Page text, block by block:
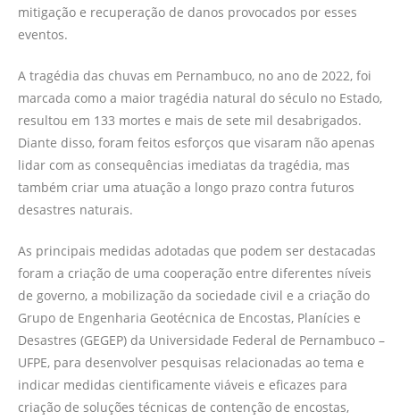
mitigação e recuperação de danos provocados por esses
eventos.
A tragédia das chuvas em Pernambuco, no ano de 2022, foi
marcada como a maior tragédia natural do século no Estado,
resultou em 133 mortes e mais de sete mil desabrigados.
Diante disso, foram feitos esforços que visaram não apenas
lidar com as consequências imediatas da tragédia, mas
também criar uma atuação a longo prazo contra futuros
desastres naturais.
As principais medidas adotadas que podem ser destacadas
foram a criação de uma cooperação entre diferentes níveis
de governo, a mobilização da sociedade civil e a criação do
Grupo de Engenharia Geotécnica de Encostas, Planícies e
Desastres (GEGEP) da Universidade Federal de Pernambuco –
UFPE, para desenvolver pesquisas relacionadas ao tema e
indicar medidas cientificamente viáveis e eficazes para
criação de soluções técnicas de contenção de encostas,